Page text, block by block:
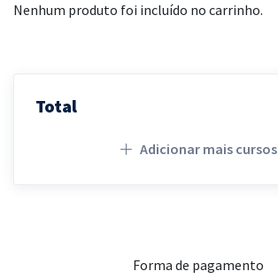
Nenhum produto foi incluído no carrinho.
Total
Adicionar mais cursos
Forma de pagamento